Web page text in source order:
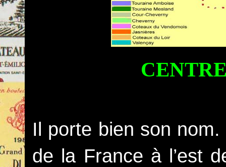
Il porte bien son
de la France à l’est